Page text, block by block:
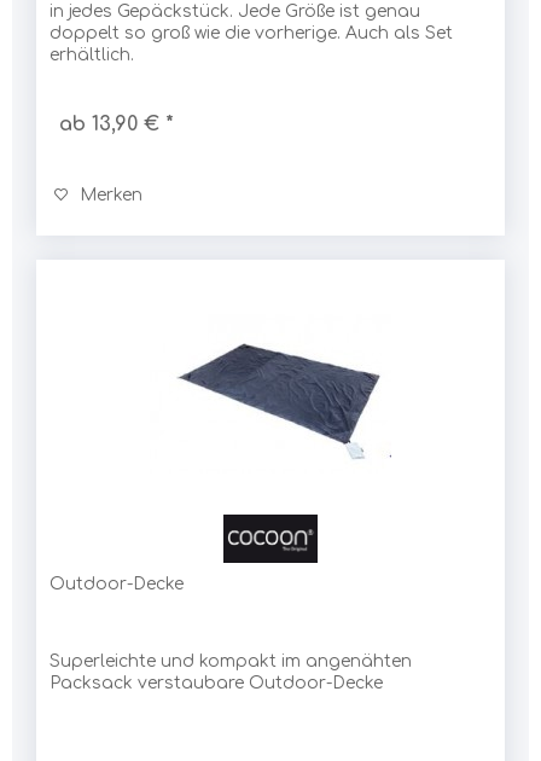
in jedes Gepäckstück. Jede Größe ist genau
doppelt so groß wie die vorherige. Auch als Set
erhältlich.
ab 13,90 € *
Merken
Outdoor-Decke
Superleichte und kompakt im angenähten
Packsack verstaubare Outdoor-Decke